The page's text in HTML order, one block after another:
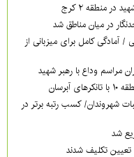
منطقه ۲ کرج
عمومی / آمادگی کامل برای میزبانی از
مطالبات شهروندان/ کسب رتبه برتر در